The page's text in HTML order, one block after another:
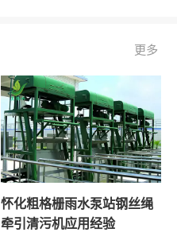
更多
怀化粗格栅雨水泵站钢丝绳
牵引清污机应用经验